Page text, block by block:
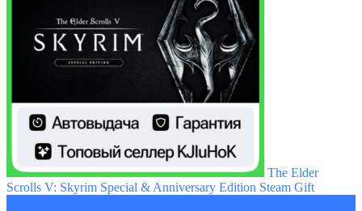
The Elder
Scrolls V: Skyrim Special & Anniversary Edition Steam Gift